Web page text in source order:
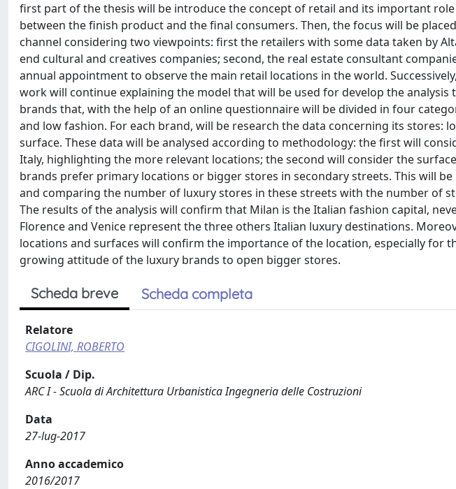
first part of the thesis will be introduce the concept of retail and its important
between the finish product and the final consumers. Then, the focus will be
channel considering two viewpoints: first the retailers with some data taken by
end cultural and creatives companies; second, the real estate consultant
annual appointment to observe the main retail locations in the world.
work will continue explaining the model that will be used for develop the
brands that, with the help of an online questionnaire will be divided in four
and low fashion. For each brand, will be research the data concerning its stores:
surface. These data will be analysed according to methodology: the first will
Italy, highlighting the more relevant locations; the second will consider the
brands prefer primary locations or bigger stores in secondary streets. This will
and comparing the number of luxury stores in these streets with the number of
The results of the analysis will confirm that Milan is the Italian fashion capital,
Florence and Venice represent the three others Italian luxury destinations.
locations and surfaces will confirm the importance of the location, especially for
growing attitude of the luxury brands to open bigger stores.
Scheda breve Scheda completa
Relatore
CIGOLINI, ROBERTO
Scuola / Dip.
ARC I - Scuola di Architettura Urbanistica Ingegneria delle Costruzioni
Data
27-lug-2017
Anno accademico
2016/2017